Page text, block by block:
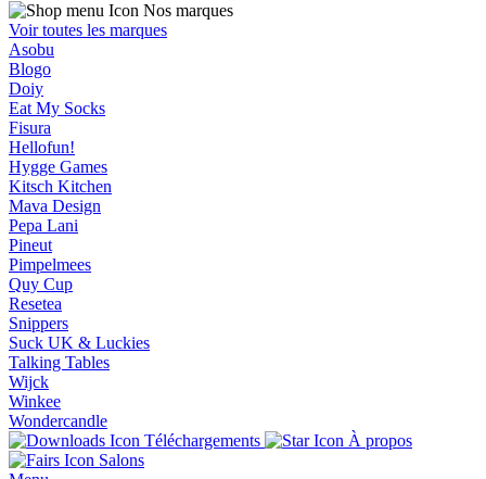
Nos marques
Voir toutes les marques
Asobu
Blogo
Doiy
Eat My Socks
Fisura
Hellofun!
Hygge Games
Kitsch Kitchen
Mava Design
Pepa Lani
Pineut
Pimpelmees
Quy Cup
Resetea
Snippers
Suck UK & Luckies
Talking Tables
Wijck
Winkee
Wondercandle
Téléchargements
À propos
Salons